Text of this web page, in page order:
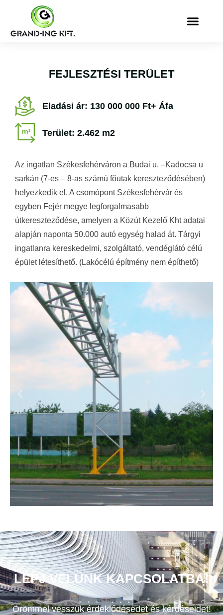
FEJLESZTÉSI TERÜLET
Eladási ár: 130 000 000 Ft+ Áfa
Terület: 2.462 m2
Az ingatlan Székesfehérváron a Budai u. –Kadocsa u
sarkán (7-es – 8-as számú főutak kereszteződésében)
helyezkedik el. A csomópont Székesfehérvár és
egyben Fejér megye legforgalmasabb
útkereszteződése, amelyen a Közút Kezelő Kht adatai
alapján naponta 50.000 autó egység halad át. Tárgyi
ingatlanra kereskedelmi, szolgáltató, vendéglátó célú
épület létesíthető. (Lakócélú építmény nem építhető)
LÉPJ VELÜNK KAPCSOLATBA!
Örömmel vesszük érdeklődésedet és kérdéseidet!